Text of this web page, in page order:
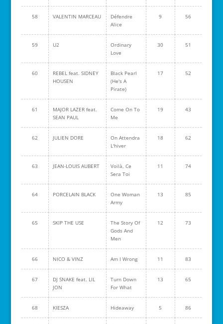
58 VALENTIN MARCEAU
Défendre
Alice
9 56
59 U2
Ordinary
Love
30 51
60
REBEL feat. SIDNEY
HOUSEN
Black Pearl
(He's A
Pirate)
17 52
61
MAJOR LAZER feat.
SEAN PAUL
Come On To
Me
19 43
62 JULIEN DORE
On Attendra
L'hiver
18 62
63 JEAN-LOUIS AUBERT
Voilà, Ce
Sera Toi
11 74
64 PORCELAIN BLACK
One Woman
Army
13 85
65 SKIP THE USE
The Story Of
Gods And
Men
12 73
66 NICO & VINZ Am I Wrong 11 83
67
DJ SNAKE feat. LIL
JON
Turn Down
For What
13 65
68 KIESZA Hideaway 5 86